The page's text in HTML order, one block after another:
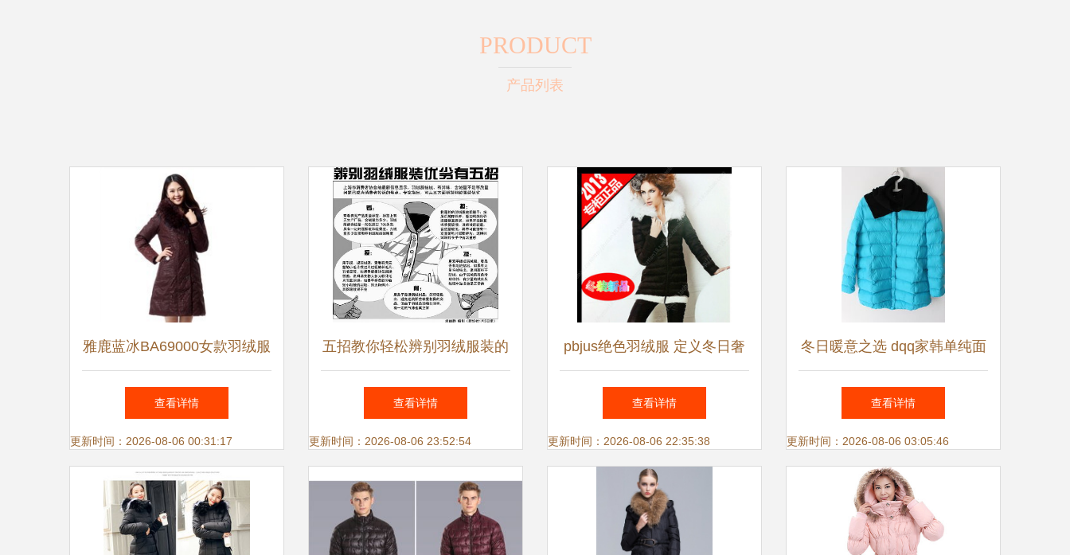
PRODUCT
产品列表
雅鹿蓝冰BA69000女款羽绒服
奢华豹纹与超大貉子毛领的时
尚之选
查看详情
更新时间：2026-08-06 00:31:17
五招教你轻松辨别羽绒服装的
优劣
查看详情
更新时间：2026-08-06 23:52:54
pbjus绝色羽绒服 定义冬日奢
华保暖新风尚
查看详情
更新时间：2026-08-06 22:35:38
冬日暖意之选 dqq家韩单纯面
果色羽绒棉服，时尚与保暖的
完美融合
查看详情
更新时间：2026-08-06 03:05:46